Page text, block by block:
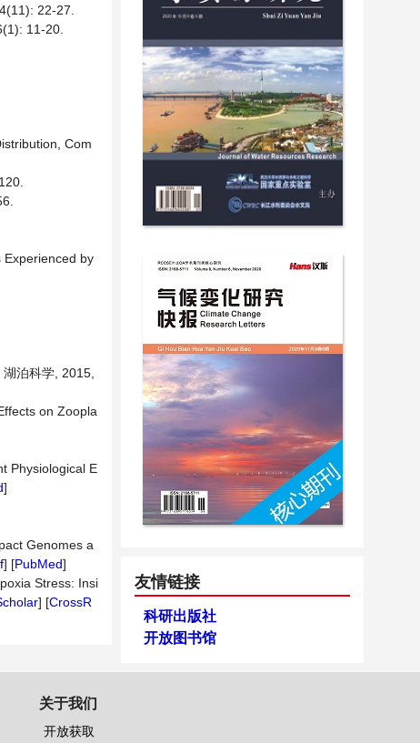
22-27.
11-20.
Com
Experienced by
泊科学, 2015,
on Zoopla
Physiological E
]
Genomes a
] [PubMed]
Stress: Insi
] [CrossR
友情链接
科研出版社
开放图书馆
关于我们
开放获取